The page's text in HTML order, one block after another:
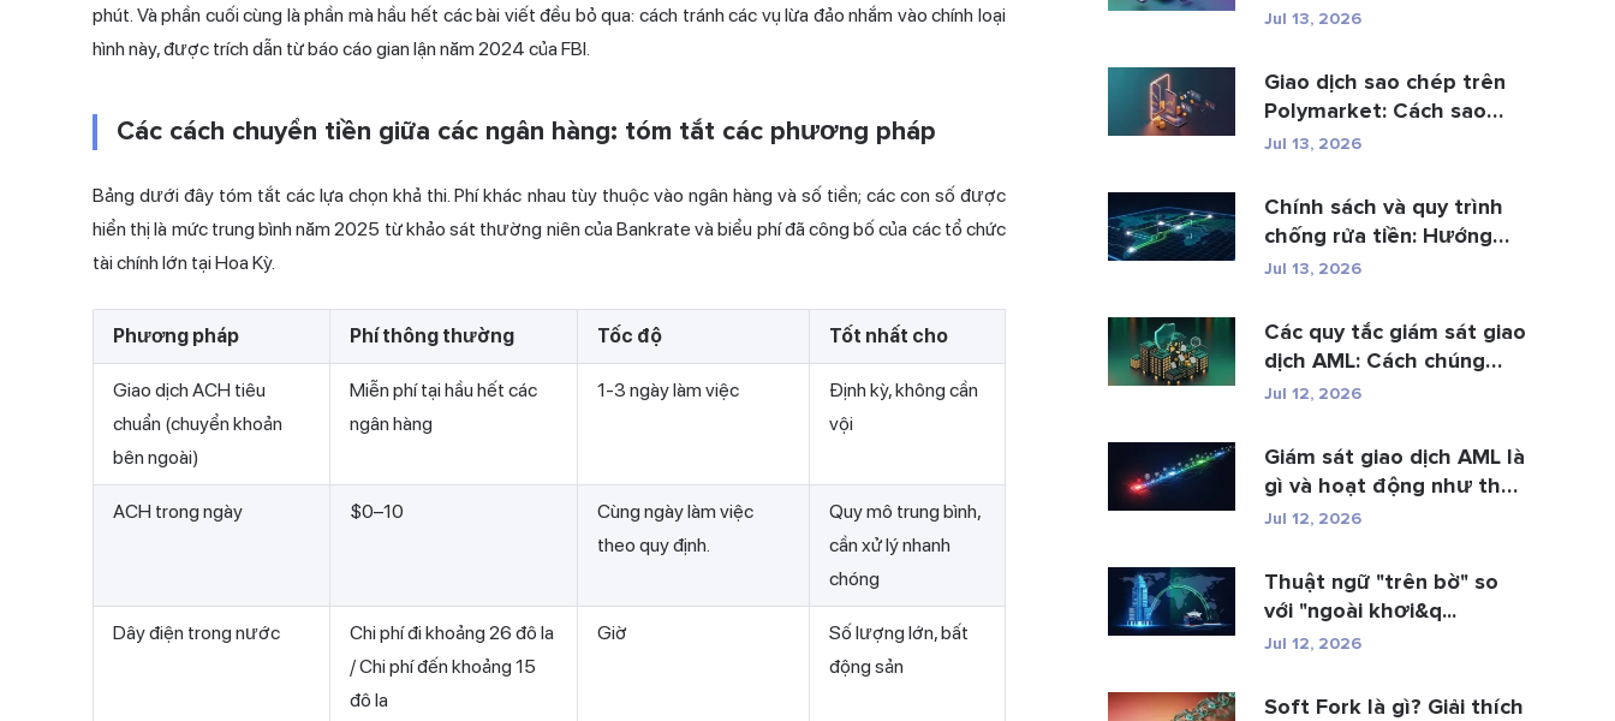
phút. Và phần cuối cùng là phần mà hầu hết các bài viết đều bỏ qua: cách tránh các vụ lừa đảo nhắm vào chính loại
hình này, được trích dẫn từ báo cáo gian lận năm 2024 của FBI.
Các cách chuyển tiền giữa các ngân hàng: tóm tắt các phương pháp
Bảng dưới đây tóm tắt các lựa chọn khả thi. Phí khác nhau tùy thuộc vào ngân hàng và số tiền; các con số được
hiển thị là mức trung bình năm 2025 từ khảo sát thường niên của Bankrate và biểu phí đã công bố của các tổ chức
tài chính lớn tại Hoa Kỳ.
Phương pháp Phí thông thường Tốc độ Tốt nhất cho
Giao dịch ACH tiêu
chuẩn (chuyển khoản
bên ngoài)
Miễn phí tại hầu hết các
ngân hàng
1-3 ngày làm việc
Định kỳ, không cần
vội
ACH trong ngày $0–10
Cùng ngày làm việc
theo quy định.
Quy mô trung bình,
cần xử lý nhanh
chóng
Dây điện trong nước
Chi phí đi khoảng 26 đô la
/ Chi phí đến khoảng 15
đô la
Giờ
Số lượng lớn, bất
động sản
Jul 13, 2026
Giao dịch sao chép trên
Polymarket: Cách sao
chép ví hàng ...
Jul 13, 2026
Chính sách và quy trình
chống rửa tiền: Hướng
dẫn t...
Jul 13, 2026
Các quy tắc giám sát giao
dịch AML: Cách chúng
phát hi�...
Jul 12, 2026
Giám sát giao dịch AML là
gì và hoạt động như thế
n...
Jul 12, 2026
Thuật ngữ "trên bờ" so
với "ngoài khơi&q...
Jul 12, 2026
Soft Fork là gì? Giải thích